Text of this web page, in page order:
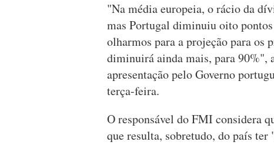
"Na média europeia, o rácio da
mas Portugal diminuiu oito
olharmos para a projeção para os
diminuirá ainda mais, para 90%",
apresentação pelo Governo
terça-feira.
O responsável do FMI considera
que resulta, sobretudo, do país